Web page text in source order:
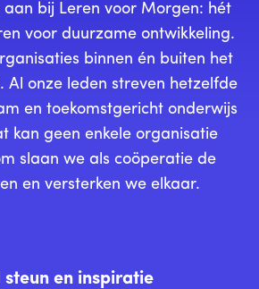
aan bij Leren voor Morgen: hét
voor duurzame ontwikkeling.
binnen én buiten het
Al onze leden streven hetzelfde
en toekomstgericht onderwijs
kan geen enkele organisatie
slaan we als coöperatie de
en versterken we elkaar.
steun en inspiratie